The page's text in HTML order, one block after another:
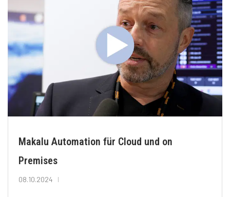
Makalu Automation für Cloud und on
Premises
08.10.2024